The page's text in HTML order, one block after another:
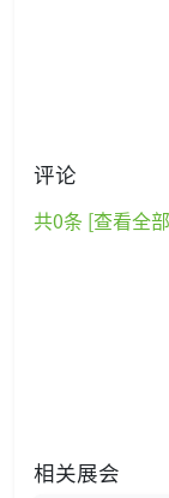
评论
共0条 [查看全
相关展会